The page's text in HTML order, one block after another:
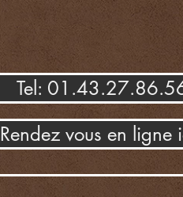
Tel:
Rendez vous en ligne